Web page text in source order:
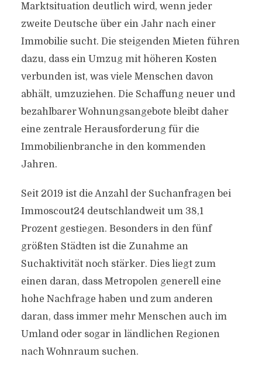
Marktsituation deutlich wird, wenn jeder
zweite Deutsche über ein Jahr nach einer
Immobilie sucht. Die steigenden Mieten führen
dazu, dass ein Umzug mit höheren Kosten
verbunden ist, was viele Menschen davon
abhält, umzuziehen. Die Schaffung neuer und
bezahlbarer Wohnungsangebote bleibt daher
eine zentrale Herausforderung für die
Immobilienbranche in den kommenden
Jahren.
Seit 2019 ist die Anzahl der Suchanfragen bei
Immoscout24 deutschlandweit um 38,1
Prozent gestiegen. Besonders in den fünf
größten Städten ist die Zunahme an
Suchaktivität noch stärker. Dies liegt zum
einen daran, dass Metropolen generell eine
hohe Nachfrage haben und zum anderen
daran, dass immer mehr Menschen auch im
Umland oder sogar in ländlichen Regionen
nach Wohnraum suchen.